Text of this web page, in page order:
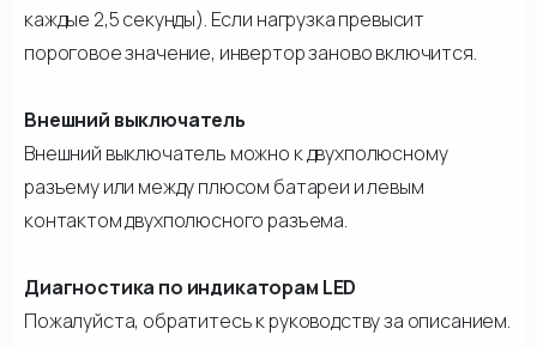
каждые 2,5 секунды). Если нагрузка превысит
пороговое значение, инвертор заново включится.
Внешний выключатель
Внешний выключатель можно к двухполюсному
разъему или между плюсом батареи и левым
контактом двухполюсного разъема.
Диагностика по индикаторам LED
Пожалуйста, обратитесь к руководству за описанием.